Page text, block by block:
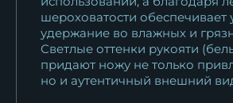
шероховатости обеспечивает
удержание во влажных и
Светлые оттенки рукояти
придают ножу не только
но и аутентичный внешний